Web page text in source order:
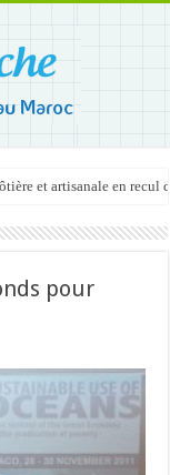
et artisanale en recul
pour